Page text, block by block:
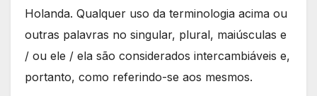
Holanda. Qualquer uso da terminologia acima ou
outras palavras no singular, plural, maiúsculas e
/ ou ele / ela são considerados intercambiáveis e,
portanto, como referindo-se aos mesmos.